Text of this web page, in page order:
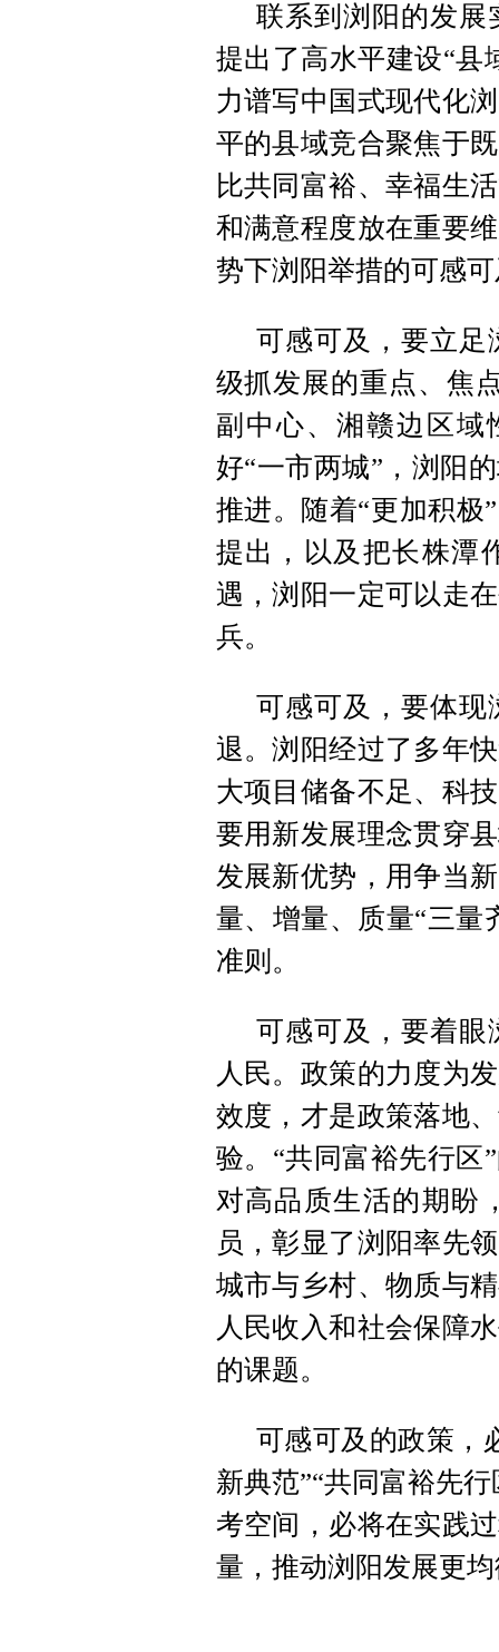
联系到浏阳的发展
提出了高水平建设“县
力谱写中国式现代化
平的县域竞合聚焦于
比共同富裕、幸福生
和满意程度放在重要
势下浏阳举措的可感
可感可及，要立足
级抓发展的重点、焦
副中心、湘赣边区域
好“一市两城”，浏阳
推进。随着“更加积极
提出，以及把长株潭
遇，浏阳一定可以走
兵。
可感可及，要体现
退。浏阳经过了多年
大项目储备不足、科
要用新发展理念贯穿
发展新优势，用争当
量、增量、质量“三量
准则。
可感可及，要着眼
人民。政策的力度为
效度，才是政策落地
验。“共同富裕先行区
对高品质生活的期盼
员，彰显了浏阳率先
城市与乡村、物质与
人民收入和社会保障
的课题。
可感可及的政策，
新典范”“共同富裕先
考空间，必将在实践
量，推动浏阳发展更